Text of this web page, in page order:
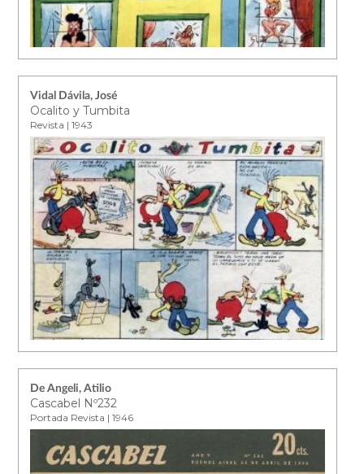
Vidal Dávila, José
Ocalito y Tumbita
Revista | 1943
De Angeli, Atilio
Cascabel Nº232
Portada Revista | 1946